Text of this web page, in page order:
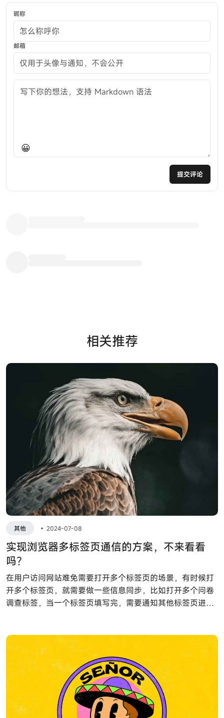
昵称
邮箱
评论内容
😀
提交评论
相关推荐
其他 • 2024-07-08
实现浏览器多标签页通信的方案，不来看看
吗？
在用户访问网站难免需要打开多个标签页的场景，有时候打
开多个标签页，就需要做一些信息同步，比如打开多个问卷
调查标签，当一个标签页填写完，需要通知其他标签页进行
景都需要进行标签页通信，本文介绍几种常见的多标签页通
信的方案，看官可以按照实际需求选择合适自己的方案。